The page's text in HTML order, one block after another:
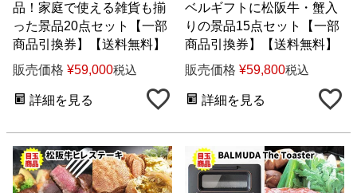
品！家庭で使える雑貨も揃
った景品20点セット【一部
商品引換券】【送料無料】
販売価格 ¥59,000税込
詳細を見る
ベルギフトに松阪牛・蟹入
りの景品15点セット【一部
商品引換券】【送料無料】
販売価格 ¥59,800税込
詳細を見る